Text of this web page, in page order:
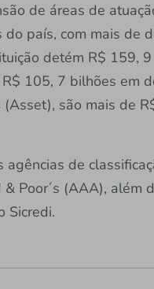
de áreas de
país, com mais de
detém R$ 159,
105, 7 bilhões em
são mais de
de
Poor´s (AAA), além
Sicredi.